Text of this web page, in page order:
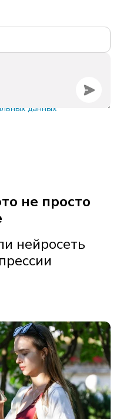
данных
не просто
нейросеть